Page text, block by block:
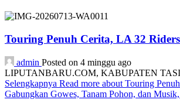
Touring Penuh Cerita, LA 32
admin Posted on 4 minggu ago
LIPUTANBARU.COM, KABUPATEN
Selengkapnya Read more about Touring
Gabungkan Gowes, Tanam Pohon, dan